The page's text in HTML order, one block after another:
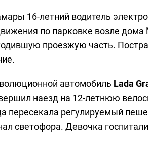
16-летний водитель
по парковке возле
проезжую часть.
автомобиль Lada
наезд на 12-летнюю
пересекала регулируемый
светофора. Девочка